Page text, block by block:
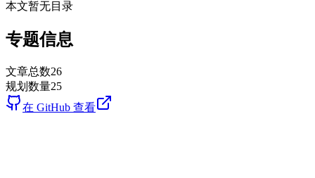
本文暂无目录
专题信息
文章总数26
规划数量25
在 GitHub 查看